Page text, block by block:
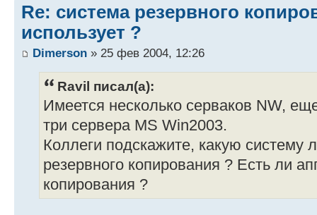
Re: система резервного
использует ?
Dimerson » 25 фев 2004, 12:26
Ravil писал(а):
Имеется несколько серваков NW,
три сервера MS Win2003.
Коллеги подскажите, какую систему
резервного копирования ? Есть ли
копирования ?